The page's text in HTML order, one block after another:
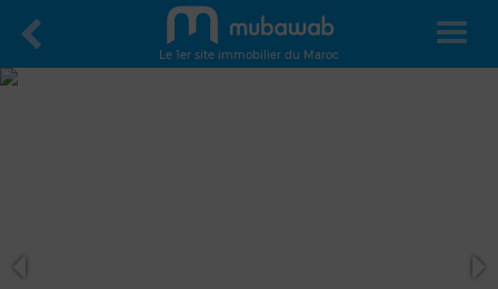
Le 1er site immobilier du Maroc